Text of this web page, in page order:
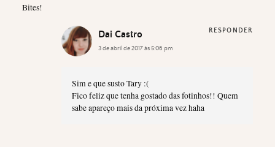
Bites!
Dai Castro
3 de abril de 2017 às 5:06 pm
Sim e que susto Tary :(
Fico feliz que tenha gostado das fotinhos!! Quem
sabe apareço mais da próxima vez haha
RESPONDER